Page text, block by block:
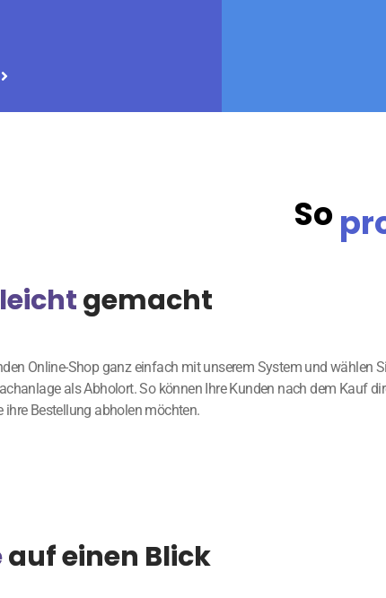
So
leichtgemacht
Online-Shop ganz einfach mit unserem System und wählen
als Abholort. So können Ihre Kunden nach dem Kauf
Bestellung abholen möchten.
auf einen Blick